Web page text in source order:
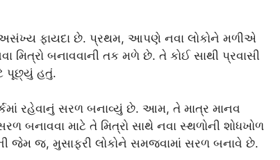
અસંખ્ય ફાયદા છે. પ્રથમ, આપણે નવા લોકોને મળીએ
મિત્રો બનાવવાની તક મળે છે. તે કોઈ સાથી પ્રવાસી
પૂછ્યું હતું.
રહેવાનું સરળ બનાવ્યું છે. આમ, તે માત્ર માનવ
બનાવવા માટે તે મિત્રો સાથે નવા સ્થળોની શોધખોળ
જેમ જ, મુસાફરી લોકોને સમજવામાં સરળ બનાવે છે.